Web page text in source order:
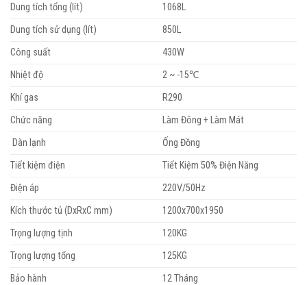
Dung tích tổng (lít)
1068L
Dung tích sử dụng (lít)
850L
Công suất
430W
Nhiệt độ
2 ~ -15℃
Khí gas
R290
Chức năng
Làm Đông + Làm Mát
Dàn lạnh
Ống Đồng
Tiết kiệm điện
Tiết Kiệm 50% Điện Năng
Điện áp
220V/50Hz
Kích thước tủ (DxRxC mm)
1200x700x1950
Trọng lượng tịnh
120KG
Trọng lượng tổng
125KG
Bảo hành
12 Tháng